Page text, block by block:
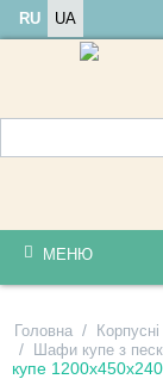
RU UA
МЕНЮ
Головна /
/ Шафи купе з
купе